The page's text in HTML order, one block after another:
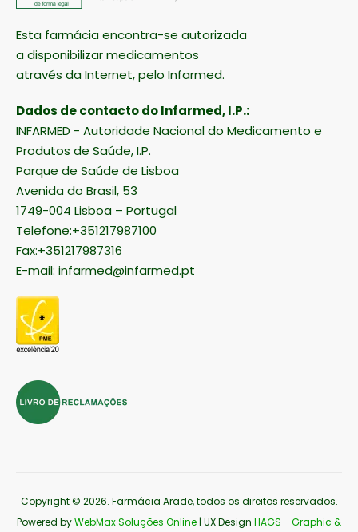
Esta farmácia encontra-se autorizada
a disponibilizar medicamentos
através da Internet, pelo Infarmed.
Dados de contacto do Infarmed, I.P.:
INFARMED - Autoridade Nacional do Medicamento e
Produtos de Saúde, I.P.
Parque de Saúde de Lisboa
Avenida do Brasil, 53
1749-004 Lisboa – Portugal
Telefone:+351217987100
Fax:+351217987316
E-mail: infarmed@infarmed.pt
Copyright © 2026. Farmácia Arade, todos os direitos reservados.
Powered byWebMax Soluções Online | UX Design HAGS - Graphic &